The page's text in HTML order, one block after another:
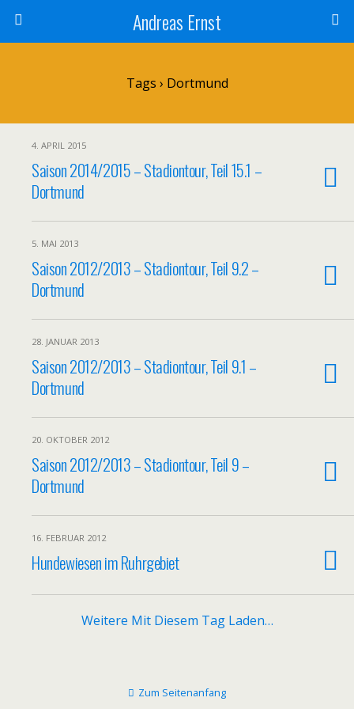
Andreas Ernst
Tags › Dortmund
4. APRIL 2015
Saison 2014/2015 – Stadiontour, Teil 15.1 –
Dortmund
5. MAI 2013
Saison 2012/2013 – Stadiontour, Teil 9.2 –
Dortmund
28. JANUAR 2013
Saison 2012/2013 – Stadiontour, Teil 9.1 –
Dortmund
20. OKTOBER 2012
Saison 2012/2013 – Stadiontour, Teil 9 –
Dortmund
16. FEBRUAR 2012
Hundewiesen im Ruhrgebiet
Weitere Mit Diesem Tag Laden…
Zum Seitenanfang